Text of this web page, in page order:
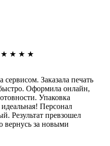
★ ★ ★ ★
Заказала печать
Оформила онлайн,
Упаковка
Персонал
Результат превзошел
вернусь за новыми